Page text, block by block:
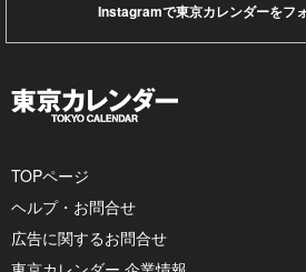
Instagramで東京カレンダーをフ
TOPページ
ヘルプ・お問合せ
広告に関するお問合せ